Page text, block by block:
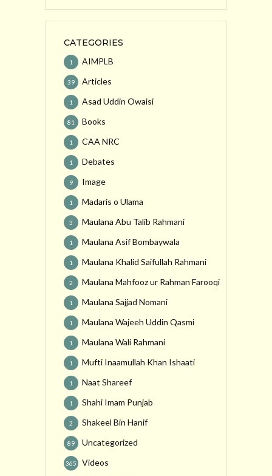
CATEGORIES
AIMPLB
1
Articles
39
Asad Uddin Owaisi
1
Books
81
CAA NRC
1
Debates
1
Image
9
Madaris o Ulama
1
Maulana Abu Talib Rahmani
3
Maulana Asif Bombaywala
1
Maulana Khalid Saifullah Rahmani
1
Maulana Mahfooz ur Rahman Farooqi
2
Maulana Sajjad Nomani
1
Maulana Wajeeh Uddin Qasmi
1
Maulana Wali Rahmani
1
Mufti Inaamullah Khan Ishaati
1
Naat Shareef
1
Shahi Imam Punjab
1
Shakeel Bin Hanif
2
Uncategorized
89
Videos
365